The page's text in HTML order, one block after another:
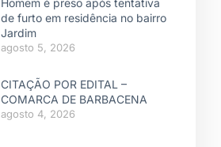
de furto em residência no bairro
Jardim
agosto 5, 2026
CITAÇÃO POR EDITAL –
COMARCA DE BARBACENA
agosto 4, 2026